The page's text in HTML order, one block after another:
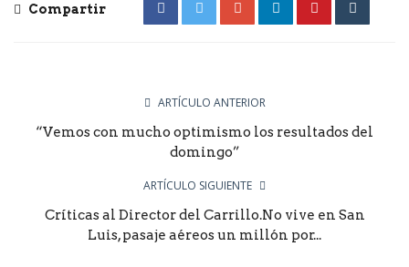
Compartir
ARTÍCULO ANTERIOR
“Vemos con mucho optimismo los resultados del
domingo”
ARTÍCULO SIGUIENTE
Críticas al Director del Carrillo.No vive en San
Luis, pasaje aéreos un millón por...